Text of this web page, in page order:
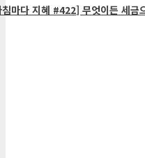
마다 지혜 #422] 무엇이든 세금